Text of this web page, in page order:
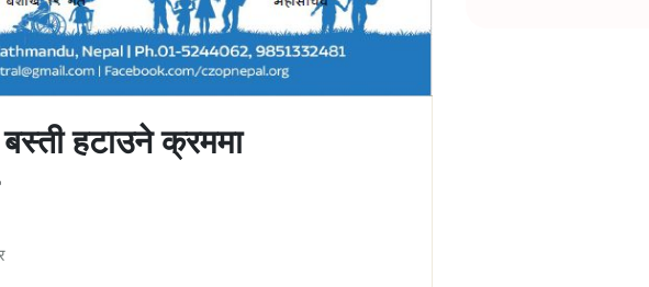
बस्ती हटाउने क्रममा